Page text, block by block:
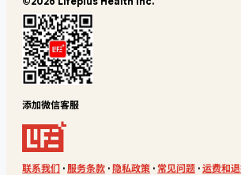
添加微信客服
联系我们 · 服务条款 · 隐私政策 · 常见问题 · 运费和